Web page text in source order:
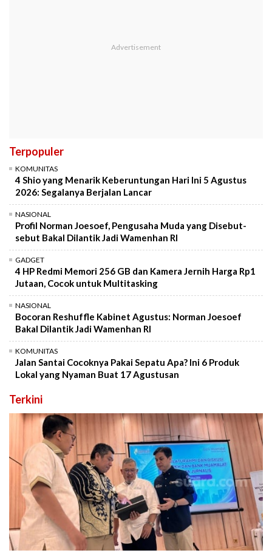
Terpopuler
KOMUNITAS
4 Shio yang Menarik Keberuntungan Hari Ini 5 Agustus
2026: Segalanya Berjalan Lancar
NASIONAL
Profil Norman Joesoef, Pengusaha Muda yang Disebut-
sebut Bakal Dilantik Jadi Wamenhan RI
GADGET
4 HP Redmi Memori 256 GB dan Kamera Jernih Harga Rp1
Jutaan, Cocok untuk Multitasking
NASIONAL
Bocoran Reshuffle Kabinet Agustus: Norman Joesoef
Bakal Dilantik Jadi Wamenhan RI
KOMUNITAS
Jalan Santai Cocoknya Pakai Sepatu Apa? Ini 6 Produk
Lokal yang Nyaman Buat 17 Agustusan
Terkini